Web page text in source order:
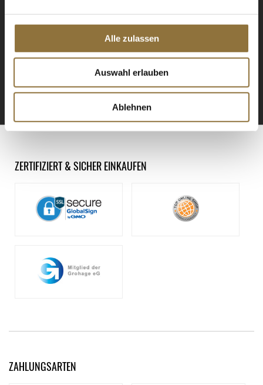
Alle zulassen
Auswahl erlauben
Ablehnen
NEWSLETTER
Registrieren Sie sich für
unseren Newsletter.
ANMELDEN
ZERTIFIZIERT & SICHER EINKAUFEN
ZAHLUNGSARTEN